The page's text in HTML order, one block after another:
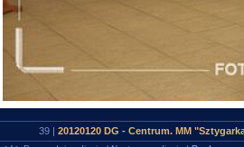
39 | 20120120 DG - Centrum. MM